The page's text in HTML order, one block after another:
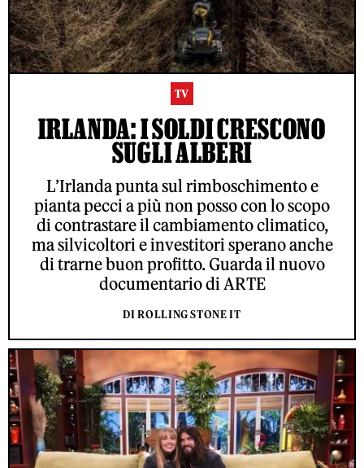
TV
IRLANDA: I SOLDI CRESCONO
SUGLI ALBERI
L’Irlanda punta sul rimboschimento e
pianta pecci a più non posso con lo scopo
di contrastare il cambiamento climatico,
ma silvicoltori e investitori sperano anche
di trarne buon profitto. Guarda il nuovo
documentario di ARTE
DI ROLLING STONE IT